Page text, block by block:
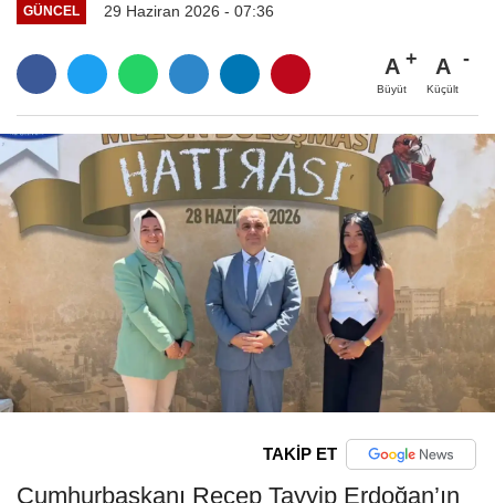
GÜNCEL 29 Haziran 2026 - 07:36
A
Büyüt
A
Küçült
TAKİP ET
Cumhurbaşkanı Recep Tayyip Erdoğan’ın